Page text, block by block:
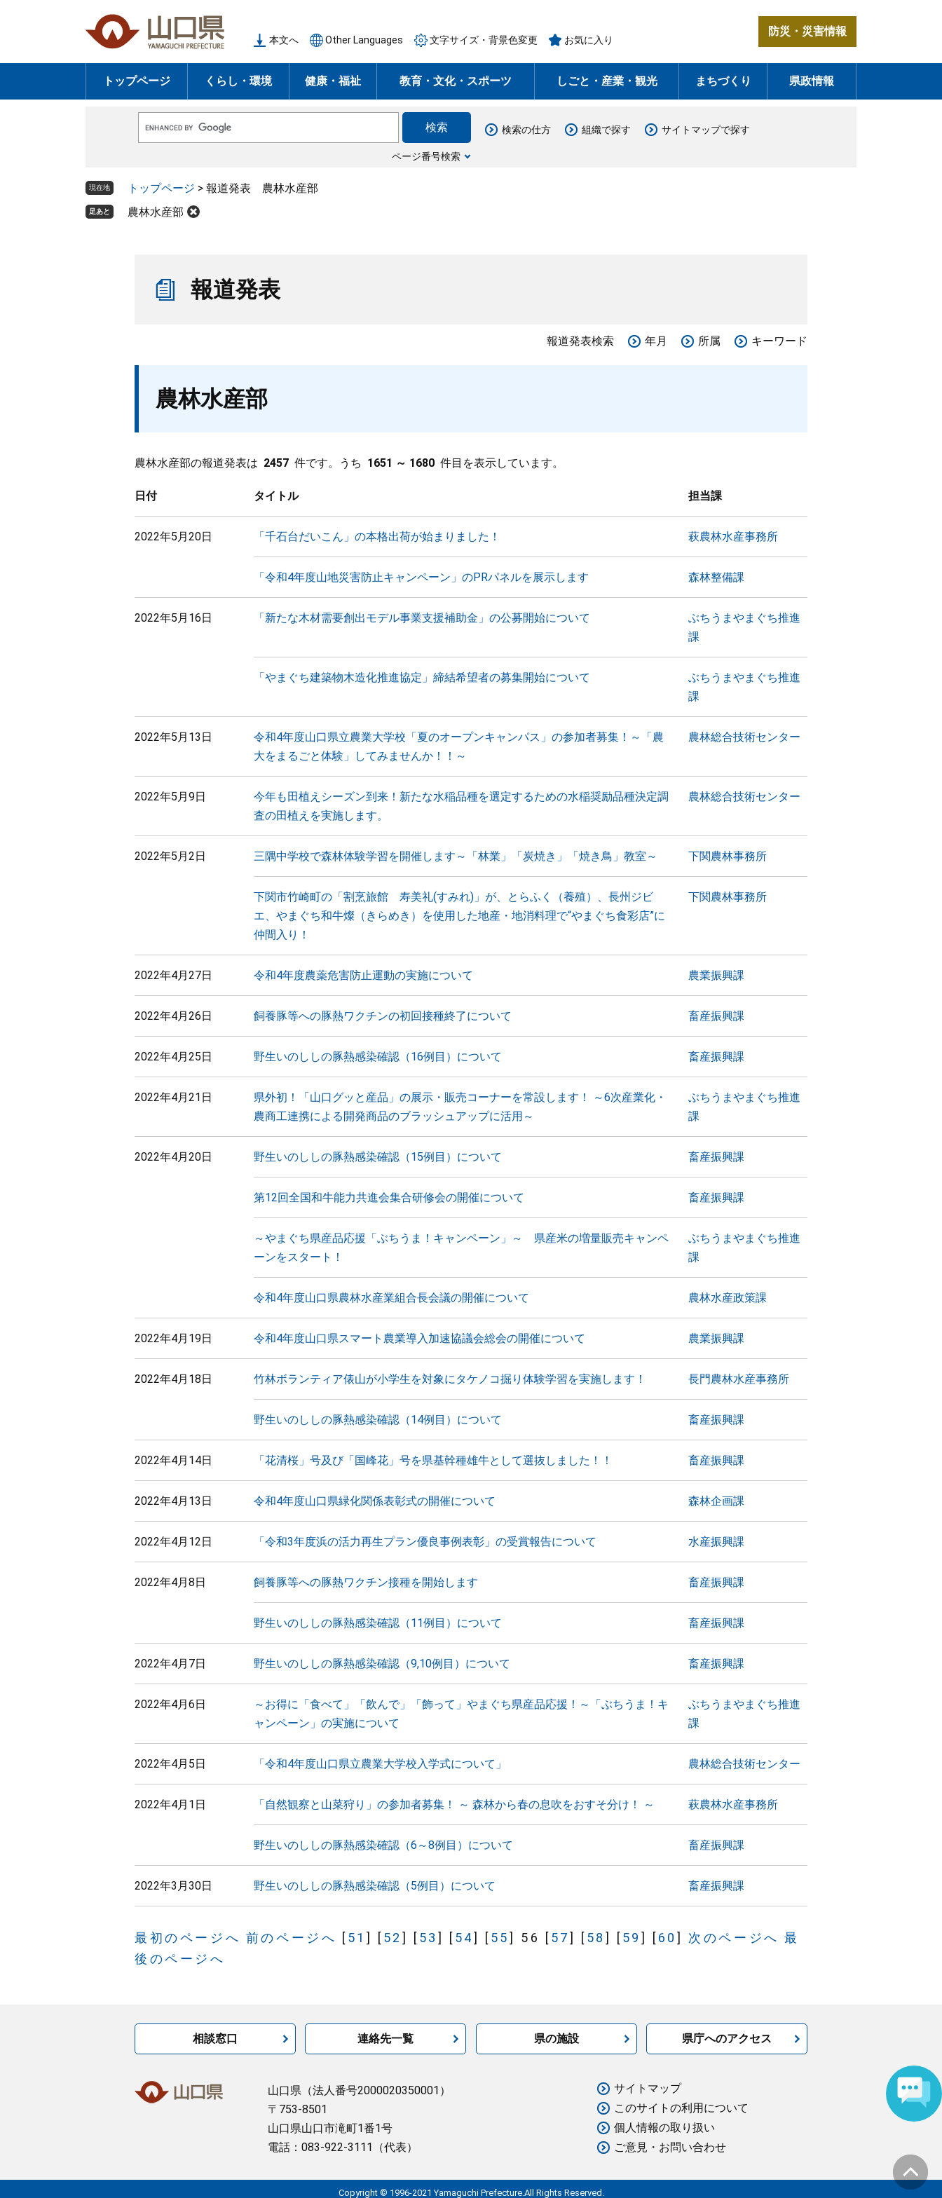
の
頭
ー
飛
本文へ Other Languages 文字サイズ・背景色変更 お気に入り
防災・災害情報
トップページ くらし・環境 健康・福祉 教育・文化・スポーツ しごと・産業・観光 まちづくり 県政情報
o
e
ス
タ
ページ番号検索
検索の仕方 組織で探す サイトマップで探す
現在地 トップページ > 報道発表 農林水産部
足あと 農林水産部
報道発表
報道発表検索 年月 所属 キーワード
農林水産部
農林水産部の報道発表は 2457 件です。うち 1651 ～ 1680 件目を表示しています。
日付 タイトル 担当課
2022年5月20日 「千石台だいこん」の本格出荷が始まりました！ 萩農林水産事務所
「令和4年度山地災害防止キャンペーン」のPRパネルを展示します 森林整備課
2022年5月16日 「新たな木材需要創出モデル事業支援補助金」の公募開始について
ぶちうまやまぐち推進
課
「やまぐち建築物木造化推進協定」締結希望者の募集開始について
ぶちうまやまぐち推進
課
2022年5月13日
令和4年度山口県立農業大学校「夏のオープンキャンパス」の参加者募集！～「農
大をまるごと体験」してみませんか！！～
農林総合技術センター
2022年5月9日
今年も田植えシーズン到来！新たな水稲品種を選定するための水稲奨励品種決定調
査の田植えを実施します。
農林総合技術センター
2022年5月2日 三隅中学校で森林体験学習を開催します～「林業」「炭焼き」「焼き鳥」教室～ 下関農林事務所
下関市竹崎町の「割烹旅館 寿美礼(すみれ)」が、とらふく（養殖）、長州ジビ
エ、やまぐち和牛燦（きらめき）を使用した地産・地消料理で“やまぐち食彩店”に
仲間入り！
下関農林事務所
2022年4月27日 令和4年度農薬危害防止運動の実施について 農業振興課
2022年4月26日 飼養豚等への豚熱ワクチンの初回接種終了について 畜産振興課
2022年4月25日 野生いのししの豚熱感染確認（16例目）について 畜産振興課
2022年4月21日
県外初！「山口グッと産品」の展示・販売コーナーを常設します！ ～6次産業化・
農商工連携による開発商品のブラッシュアップに活用～
ぶちうまやまぐち推進
課
2022年4月20日 野生いのししの豚熱感染確認（15例目）について 畜産振興課
第12回全国和牛能力共進会集合研修会の開催について 畜産振興課
～やまぐち県産品応援「ぶちうま！キャンペーン」～ 県産米の増量販売キャンペ
ーンをスタート！
ぶちうまやまぐち推進
課
令和4年度山口県農林水産業組合長会議の開催について 農林水産政策課
2022年4月19日 令和4年度山口県スマート農業導入加速協議会総会の開催について 農業振興課
2022年4月18日 竹林ボランティア俵山が小学生を対象にタケノコ掘り体験学習を実施します！ 長門農林水産事務所
野生いのししの豚熱感染確認（14例目）について 畜産振興課
2022年4月14日 「花清桜」号及び「国峰花」号を県基幹種雄牛として選抜しました！！ 畜産振興課
2022年4月13日 令和4年度山口県緑化関係表彰式の開催について 森林企画課
2022年4月12日 「令和3年度浜の活力再生プラン優良事例表彰」の受賞報告について 水産振興課
2022年4月8日 飼養豚等への豚熱ワクチン接種を開始します 畜産振興課
野生いのししの豚熱感染確認（11例目）について 畜産振興課
2022年4月7日 野生いのししの豚熱感染確認（9,10例目）について 畜産振興課
2022年4月6日
～お得に「食べて」「飲んで」「飾って」やまぐち県産品応援！～「ぶちうま！キ
ャンペーン」の実施について
ぶちうまやまぐち推進
課
2022年4月5日 「令和4年度山口県立農業大学校入学式について」 農林総合技術センター
2022年4月1日 「自然観察と山菜狩り」の参加者募集！ ～ 森林から春の息吹をおすそ分け！ ～ 萩農林水産事務所
野生いのししの豚熱感染確認（6～8例目）について 畜産振興課
2022年3月30日 野生いのししの豚熱感染確認（5例目）について 畜産振興課
最初のページへ 前のページへ [ 51 ] [ 52 ] [ 53 ] [ 54] [ 55] 56 [ 57] [ 58 ] [ 59 ] [ 60 ] 次のページへ 最
後のページへ
相談窓口 連絡先一覧 県の施設 県庁へのアクセス
山口県 （法人番号2000020350001）
〒753-8501
山口県山口市滝町1番1号
電話：083-922-3111（代表）
サイトマップ
このサイトの利用について
個人情報の取り扱い
ご意見・お問い合わせ
Copyright © 1996-2021 Yamaguchi Prefecture.All Rights Reserved.